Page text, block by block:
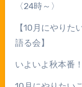
〈24時～〉
【10月にやりた
語る会】
いよいよ秋本番！